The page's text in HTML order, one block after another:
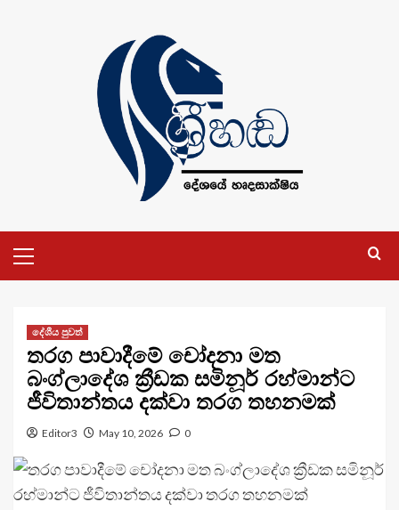
Menu
දේශීය පුවත්
තරග පාවාදීමේ චෝදනා මත
බංග්ලාදේශ ක්‍රීඩක සමිනූර් රහ්මාන්ට
ජීවිතාන්තය දක්වා තරග තහනමක්
Editor3 May 10, 2026 0